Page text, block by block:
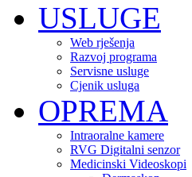
USLUGE
Web rješenja
Razvoj programa
Servisne usluge
Cjenik usluga
OPREMA
Intraoralne kamere
RVG Digitalni senzor
Medicinski Videoskopi